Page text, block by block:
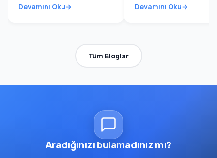
Devamını Oku Devamını Oku
Tüm Bloglar
Aradığınızı bulamadınız mı?